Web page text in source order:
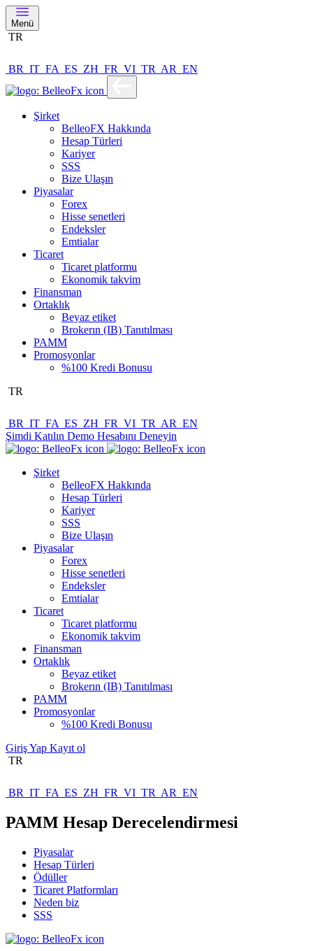
Menü
TR
BR IT FA ES ZH FR VI TR AR EN
Şirket
BelleoFX Hakkında
Hesap Türleri
Kariyer
SSS
Bize Ulaşın
Piyasalar
Forex
Hisse senetleri
Endeksler
Emtialar
Ticaret
Ticaret platformu
Ekonomik takvim
Finansman
Ortaklık
Beyaz etiket
Brokerın (IB) Tanıtılması
PAMM
Promosyonlar
%100 Kredi Bonusu
TR
BR IT FA ES ZH FR VI TR AR EN
Şimdi Katılın Demo Hesabını Deneyin
Şirket
BelleoFX Hakkında
Hesap Türleri
Kariyer
SSS
Bize Ulaşın
Piyasalar
Forex
Hisse senetleri
Endeksler
Emtialar
Ticaret
Ticaret platformu
Ekonomik takvim
Finansman
Ortaklık
Beyaz etiket
Brokerın (IB) Tanıtılması
PAMM
Promosyonlar
%100 Kredi Bonusu
Giriş Yap Kayıt ol
TR
BR IT FA ES ZH FR VI TR AR EN
PAMM Hesap Derecelendirmesi
Piyasalar
Hesap Türleri
Ödüller
Ticaret Platformları
Neden biz
SSS